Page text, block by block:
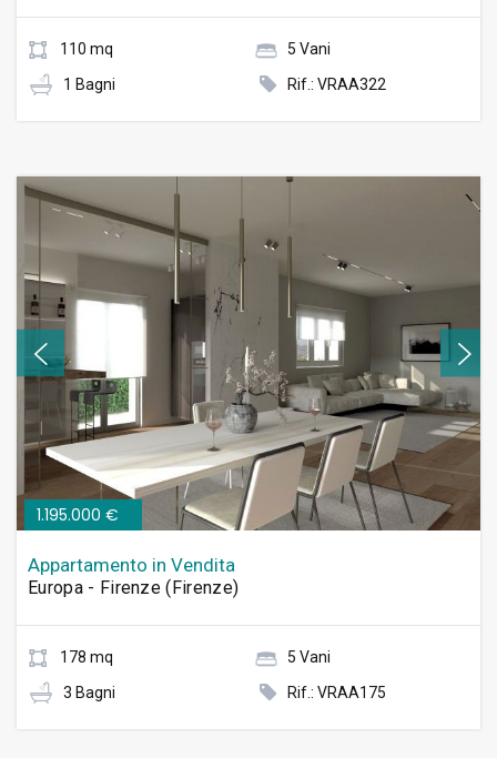
110 mq
5 Vani
1 Bagni
Rif.: VRAA322
1.195.000 €
Appartamento in Vendita
Europa - Firenze (Firenze)
178 mq
5 Vani
3 Bagni
Rif.: VRAA175